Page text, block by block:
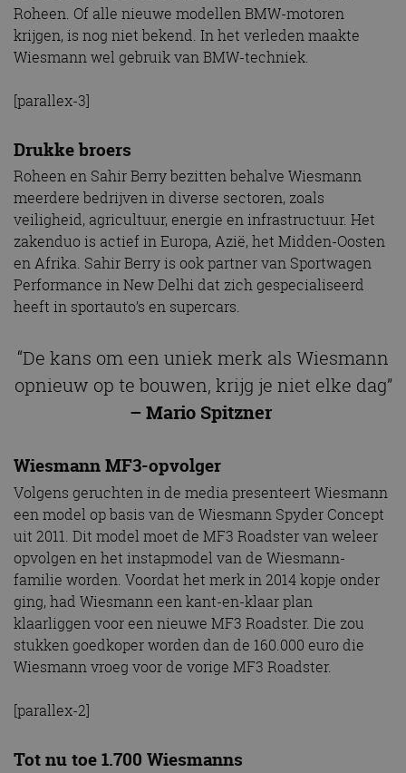
Roheen. Of alle nieuwe modellen BMW-motoren
krijgen, is nog niet bekend. In het verleden maakte
Wiesmann wel gebruik van BMW-techniek.
[parallex-3]
Drukke broers
Roheen en Sahir Berry bezitten behalve Wiesmann
meerdere bedrijven in diverse sectoren, zoals
veiligheid, agricultuur, energie en infrastructuur. Het
zakenduo is actief in Europa, Azië, het Midden-Oosten
en Afrika. Sahir Berry is ook partner van Sportwagen
Performance in New Delhi dat zich gespecialiseerd
heeft in sportauto’s en supercars.
“De kans om een uniek merk als Wiesmann
opnieuw op te bouwen, krijg je niet elke dag”
– Mario Spitzner
Wiesmann MF3-opvolger
Volgens geruchten in de media presenteert Wiesmann
een model op basis van de Wiesmann Spyder Concept
uit 2011. Dit model moet de MF3 Roadster van weleer
opvolgen en het instapmodel van de Wiesmann-
familie worden. Voordat het merk in 2014 kopje onder
ging, had Wiesmann een kant-en-klaar plan
klaarliggen voor een nieuwe MF3 Roadster. Die zou
stukken goedkoper worden dan de 160.000 euro die
Wiesmann vroeg voor de vorige MF3 Roadster.
[parallex-2]
Tot nu toe 1.700 Wiesmanns